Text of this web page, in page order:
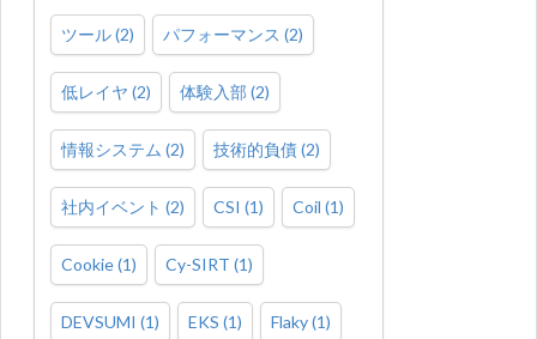
ツール(2) パフォーマンス (2)
低レイヤ (2) 体験入部 (2)
情報システム (2) 技術的負債(2)
社内イベント (2) CSI (1) Coil (1)
Cookie(1) Cy-SIRT (1)
DEVSUMI (1) EKS (1) Flaky(1)